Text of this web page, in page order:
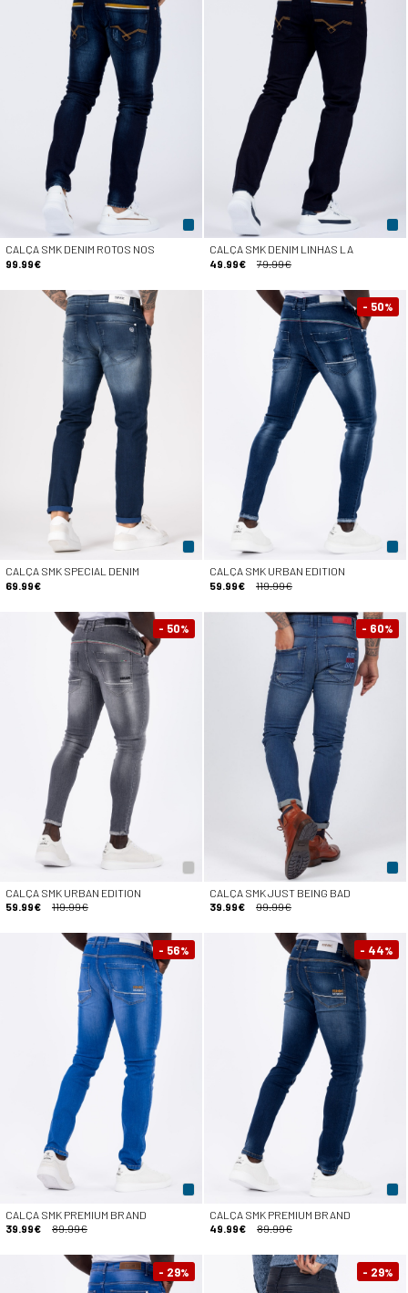
CALÇA SMK DENIM ROTOS NOS
99.99€
CALÇA SMK DENIM LINHAS LA
49.99€
79.99€
CALÇA SMK SPECIAL DENIM
69.99€
- 50%
CALÇA SMK URBAN EDITION
59.99€
119.99€
- 50%
CALÇA SMK URBAN EDITION
59.99€
119.99€
- 60%
CALÇA SMK JUST BEING BAD
39.99€
99.99€
- 56%
CALÇA SMK PREMIUM BRAND
39.99€
89.99€
- 44%
CALÇA SMK PREMIUM BRAND
49.99€
89.99€
- 29% - 29%